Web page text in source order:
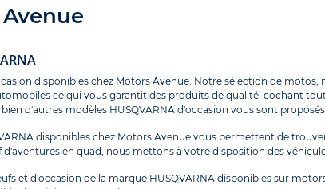
disponibles chez Motors Avenue. Notre sélection de
ce qui vous garantit des produits de qualité, cochant
d'autres modèles HUSQVARNA d'occasion vous sont
disponibles chez Motors Avenue vous permettent de
en quad, nous mettons à votre disposition des
et d'occasion de la marque HUSQVARNA disponibles sur